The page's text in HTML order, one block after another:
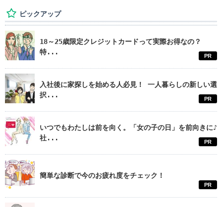
ピックアップ
18～25歳限定クレジットカードって実際お得なの？
特...
PR
入社後に家探しを始める人必見！ 一人暮らしの新しい選
択...
PR
いつでもわたしは前を向く。「女の子の日」を前向きに♪
社...
PR
簡単な診断で今のお疲れ度をチェック！
PR